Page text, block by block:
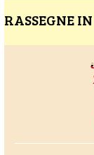
RASSEGNE